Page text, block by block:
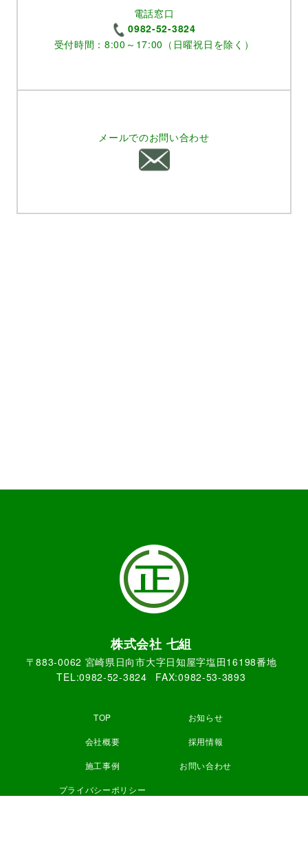
電話窓口
0982-52-3824
受付時間：8:00～17:00（日曜祝日を除く）
メールでのお問い合わせ
株式会社 七組
〒883-0062 宮崎県日向市大字日知屋字塩田16198番地
TEL:0982-52-3824
FAX:0982-53-3893
TOP お知らせ
会社概要 採用情報
施工事例 お問い合わせ
プライバシーポリシー